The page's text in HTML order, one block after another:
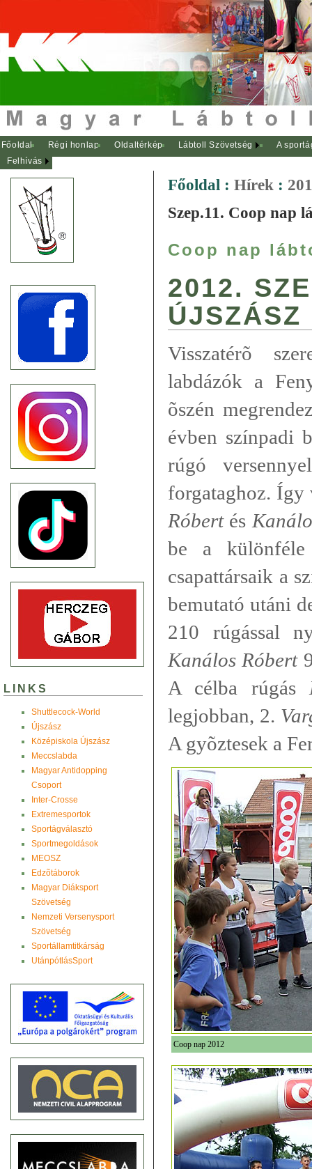
Főoldal Régi honlap Oldaltérkép Lábtoll Szövetség
A
Felhívás
LINKS
Shuttlecock-World
Újszász
Középiskola Újszász
Meccslabda
Magyar Antidopping
Csoport
Inter-Crosse
Extremesportok
Sportágválasztó
Sportmegoldások
MEOSZ
Edzõtáborok
Magyar Diáksport
Szövetség
Nemzeti Versenysport
Szövetség
Sportállamtitkárság
UtánpótlásSport
Főoldal : Hírek :
Szep.11. Coop nap
Coop nap
2012.
ÚJSZÁSZ
Visszatérõ
labdázók a
õszén
évben színpadi
rúgó
forgataghoz.
Róbertés
be a különféle
csapattársaik a
bemutató utáni
210 rúgással
Kanálos Róbert
A célba rúgás
legjobban, 2.
A gyõztesek a
Coop nap 2012